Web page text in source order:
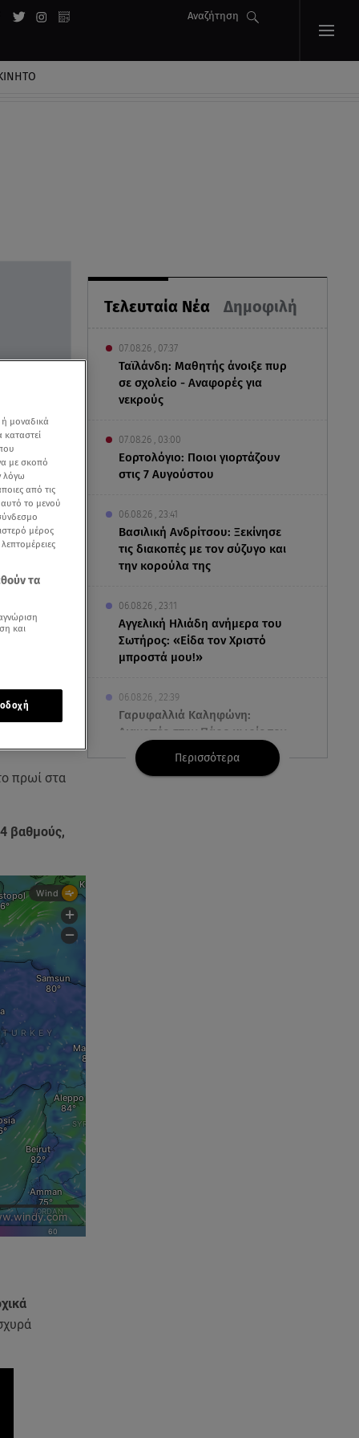
Αναζήτηση
Τελευταία Νέα Δημοφιλή
07.08.26 , 07:37
Ταϊλάνδη: Μαθητής άνοιξε πυρ
σε σχολείο - Αναφορές για
νεκρούς
07.08.26 , 03:00
Εορτολόγιο: Ποιοι γιορτάζουν
στις 7 Αυγούστου
06.08.26 , 23:41
Βασιλική Ανδρίτσου: Ξεκίνησε
τις διακοπές με τον σύζυγο και
την κορούλα της
06.08.26 , 23:11
Αγγελική Ηλιάδη ανήμερα του
Σωτήρος: «Είδα τον Χριστό
μπροστά μου!»
06.08.26 , 22:39
Γαρυφαλλιά Καληφώνη:
Διακοπές στην Πάρο χωρίς τον
Χρήστο Μάστορα
Περισσότερα
πρωί στα
βαθμούς,
μοναδικά
με σκοπό
λόγω
από τις
αυτό το μενού
μέρος
τα
και